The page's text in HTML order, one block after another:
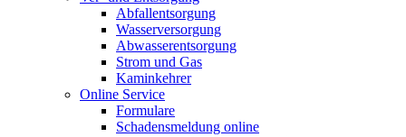
Abfallentsorgung
Wasserversorgung
Abwasserentsorgung
Strom und Gas
Kaminkehrer
Online Service
Formulare
Schadensmeldung online